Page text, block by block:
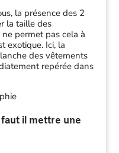
la présence des 2
la taille des
permet pas cela à
exotique. Ici, la
des vêtements
repérée dans
il mettre une